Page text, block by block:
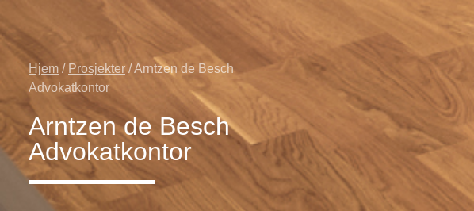
Hjem / Prosjekter / Arntzen de Besch
Advokatkontor
Arntzen de Besch
Advokatkontor